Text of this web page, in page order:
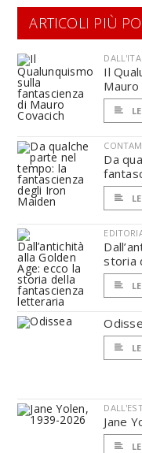
ARTICOLI PIÙ
Il
Mauro
Da
storia
Jane